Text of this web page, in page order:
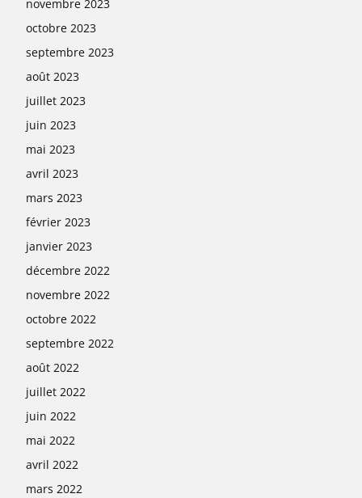
novembre 2023
octobre 2023
septembre 2023
août 2023
juillet 2023
juin 2023
mai 2023
avril 2023
mars 2023
février 2023
janvier 2023
décembre 2022
novembre 2022
octobre 2022
septembre 2022
août 2022
juillet 2022
juin 2022
mai 2022
avril 2022
mars 2022